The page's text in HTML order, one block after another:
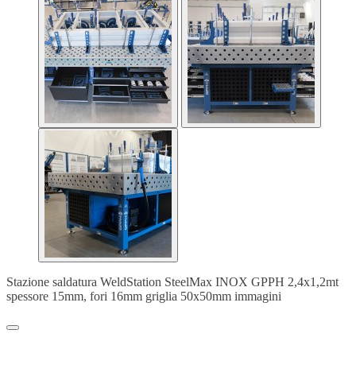
Stazione saldatura WeldStation SteelMax INOX GPPH 2,4x1,2mt
spessore 15mm, fori 16mm griglia 50x50mm immagini